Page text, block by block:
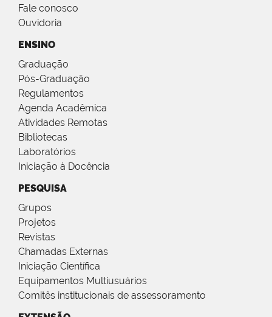
Fale conosco
Ouvidoria
ENSINO
Graduação
Pós-Graduação
Regulamentos
Agenda Acadêmica
Atividades Remotas
Bibliotecas
Laboratórios
Iniciação à Docência
PESQUISA
Grupos
Projetos
Revistas
Chamadas Externas
Iniciação Científica
Equipamentos Multiusuários
Comitês institucionais de assessoramento